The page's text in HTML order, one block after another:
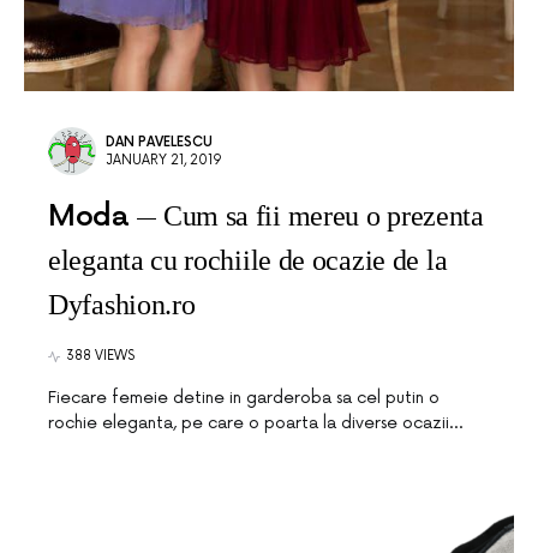
DAN PAVELESCU
JANUARY 21, 2019
Moda
Cum sa fii mereu o prezenta
eleganta cu rochiile de ocazie de la
Dyfashion.ro
388 VIEWS
Fiecare femeie detine in garderoba sa cel putin o
rochie eleganta, pe care o poarta la diverse ocazii…